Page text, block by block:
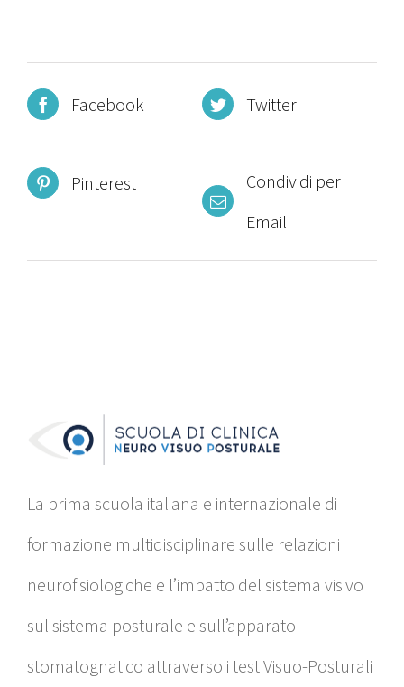
Facebook Twitter
Pinterest
Condividi per
Email
La prima scuola italiana e internazionale di
formazione multidisciplinare sulle relazioni
neurofisiologiche e l’impatto del sistema visivo
sul sistema posturale e sull’apparato
stomatognatico attraverso i test Visuo-Posturali